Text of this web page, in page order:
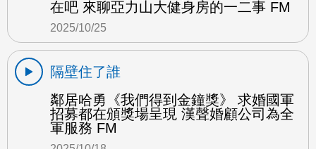
在吧 來聊亞力山大健身房的一二事 FM
2025/10/25
隔壁住了誰
鄰居哈勇《我們得到金鐘獎》 求婚國軍
招募都在頒獎場呈現 漢聲婚顧公司為全
軍服務 FM